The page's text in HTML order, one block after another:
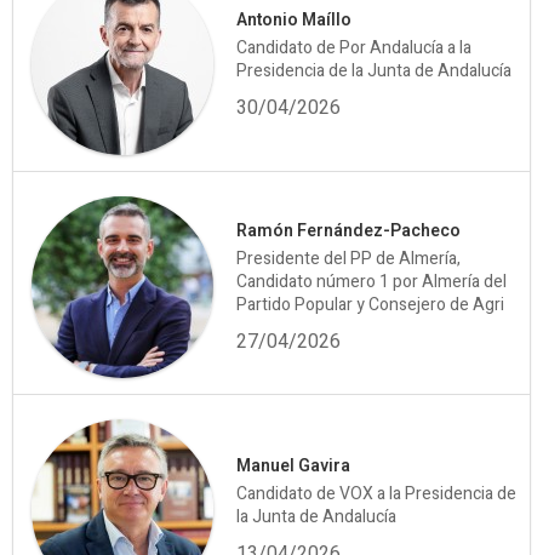
Antonio Maíllo
Candidato de Por Andalucía a la
Presidencia de la Junta de Andalucía
30/04/2026
Ramón Fernández-Pacheco
Presidente del PP de Almería,
Candidato número 1 por Almería del
Partido Popular y Consejero de Agri
27/04/2026
Manuel Gavira
Candidato de VOX a la Presidencia de
la Junta de Andalucía